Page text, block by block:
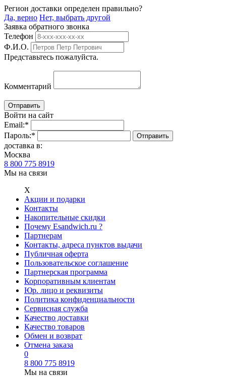
Регион доставки определен правильно?
Да, верно Нет, выбрать другой
Заявка обратного звонка
Телефон
Ф.И.О.
Представьтесь пожалуйста.
Комментарий
Войти на сайт
Email:*
Пароль:*
доставка в:
Москва
8 800 775 8919
Мы на связи
Х
Акции и подарки
Контакты
Накопительные скидки
Почему Esandwich.ru ?
Партнерам
Контакты, адреса пунктов выдачи
Публичная оферта
Пользовательское соглашение
Партнерская программа
Корпоративным клиентам
Юр. лицо и реквизиты
Политика конфиденциальности
Сервисная служба
Качество доставки
Качество товаров
Обмен и возврат
Отмена заказа
0
8 800 775 8919
Мы на связи